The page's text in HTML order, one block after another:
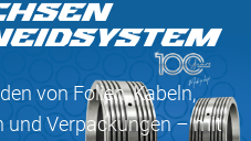
von Folien, Kabeln,
und Verpackungen – mit